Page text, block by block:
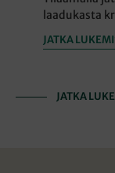
laadukasta
JATKA
JATKA